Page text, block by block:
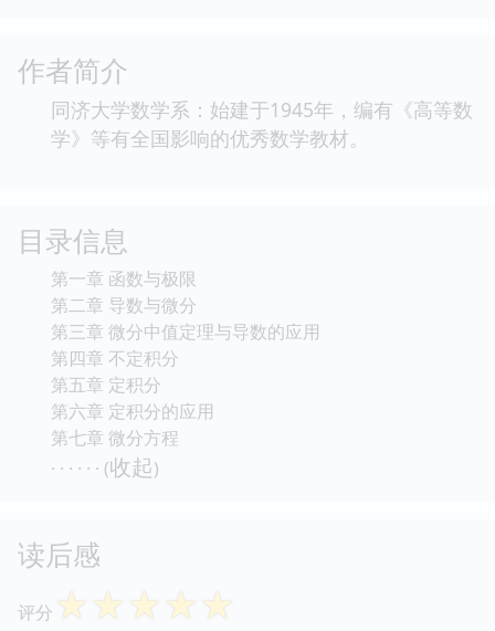
作者简介
同济大学数学系：始建于1945年，编有《高等数
学》等有全国影响的优秀数学教材。
目录信息
第一章 函数与极限
第二章 导数与微分
第三章 微分中值定理与导数的应用
第四章 不定积分
第五章 定积分
第六章 定积分的应用
第七章 微分方程
· · · · · · (收起)
读后感
评分 ☆☆☆☆☆